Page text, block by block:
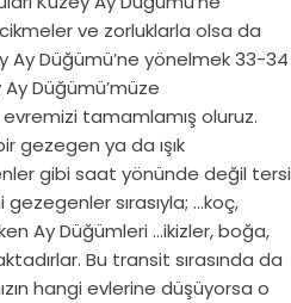
ve zorluklarla olsa da
Ay Düğümü’ne yönelmek 33-34
Ay Düğümü’müze
tamamlamış oluruz.
gezegen ya da ışık
gibi saat yönünde değil tersi
sırasıyla; …koç,
Ay Düğümleri …ikizler, boğa,
Bu transit sırasında da
hangi evlerine düşüyorsa o